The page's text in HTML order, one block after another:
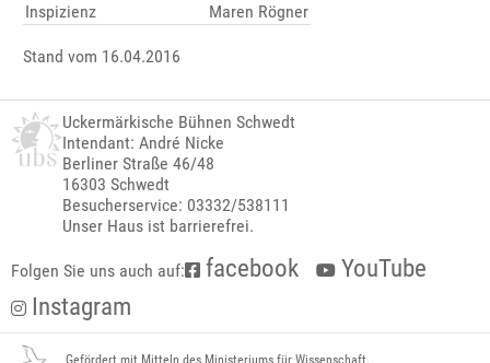
Inspizienz
Maren Rögner
Stand vom 16.04.2016
Uckermärkische Bühnen Schwedt
Intendant: André Nicke
Berliner Straße 46/48
16303 Schwedt
Besucherservice: 03332/538111
Unser Haus ist barrierefrei.
Folgen Sie uns auch auf: facebook
YouTube
Instagram
Gefördert mit Mitteln des Ministeriums für Wissenschaft,